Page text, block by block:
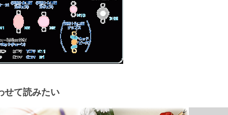
せて読みたい